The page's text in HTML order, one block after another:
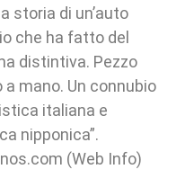
storia di un’auto
che ha fatto del
distintiva. Pezzo
mano. Un connubio
italiana e
nipponica”.
(Web Info)